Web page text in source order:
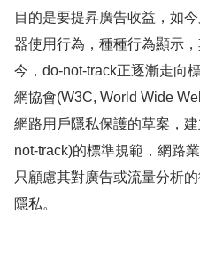
目的是要提昇廣告收益，如
器使用行為，種種行為顯示
今， do-not-track正逐漸走向
網協會(W3C, World Wide
網路用戶隱私保護的草案，建
not-track)的標準規範 ，網路
只顧慮其對廣告或流量分析
隱私。